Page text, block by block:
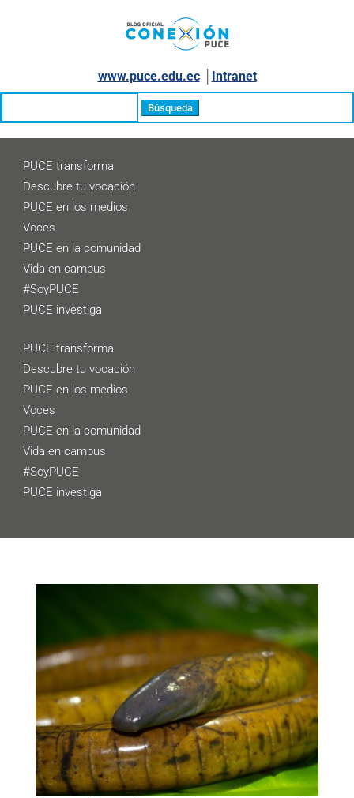
www.puce.edu.ec│ Intranet
PUCE transforma
Descubre tu vocación
PUCE en los medios
Voces
PUCE en la comunidad
Vida en campus
#SoyPUCE
PUCE investiga
PUCE transforma
Descubre tu vocación
PUCE en los medios
Voces
PUCE en la comunidad
Vida en campus
#SoyPUCE
PUCE investiga